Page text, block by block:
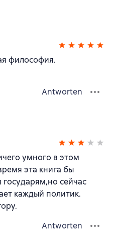
философия.
Antworten
умного в этом
эта книга бы
сейчас
каждый политик.
Antworten